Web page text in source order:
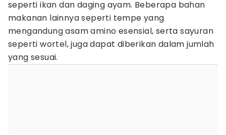
seperti ikan dan daging ayam. Beberapa bahan
makanan lainnya seperti tempe yang
mengandung asam amino esensial, serta sayuran
seperti wortel, juga dapat diberikan dalam jumlah
yang sesuai.